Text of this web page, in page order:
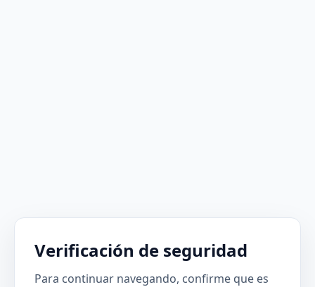
Verificación de seguridad
Para continuar navegando, confirme que es